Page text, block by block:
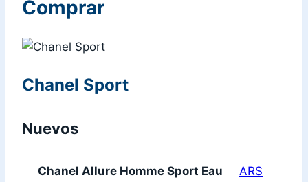
Comprar
Chanel Sport
Nuevos
Chanel Allure Homme Sport Eau
ARS